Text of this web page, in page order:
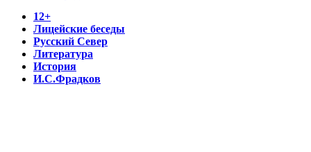
12+
Лицейские беседы
Русский Север
Литература
История
И.С.Фрадков